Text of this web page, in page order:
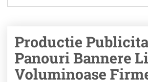
Productie
Panouri Bannere
Voluminoase